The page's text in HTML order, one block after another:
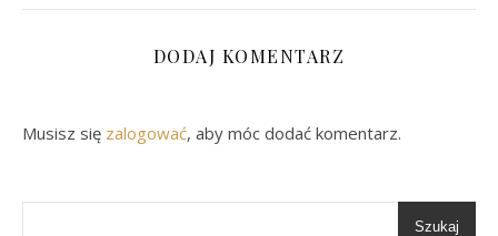
DODAJ KOMENTARZ
Musisz się zalogować, aby móc dodać komentarz.
Szukaj